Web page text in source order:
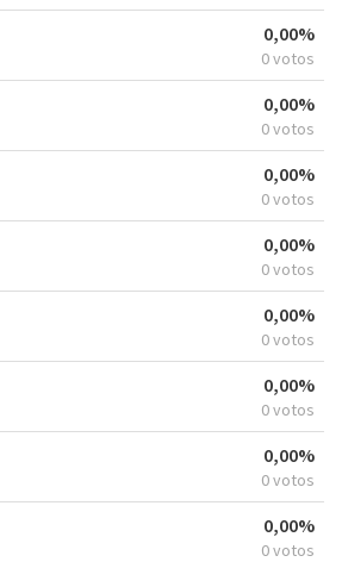
0,00%
0 votos
0,00%
0 votos
0,00%
0 votos
0,00%
0 votos
0,00%
0 votos
0,00%
0 votos
0,00%
0 votos
0,00%
0 votos